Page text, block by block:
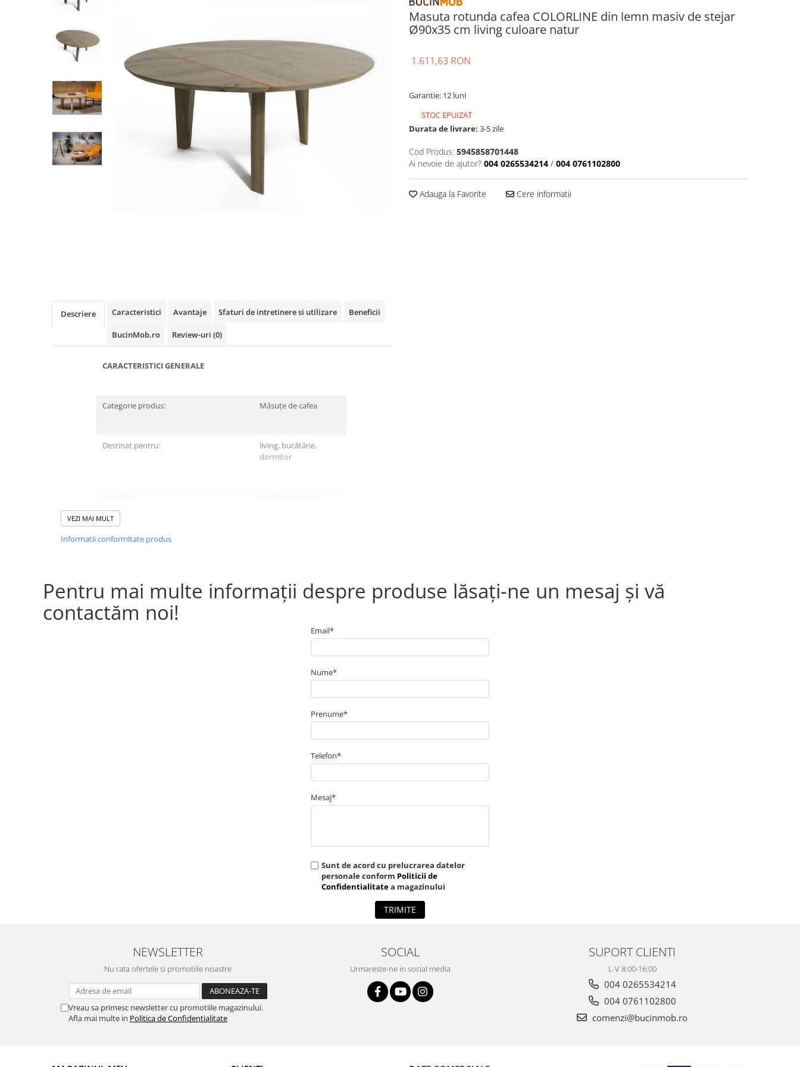
Masuta rotunda cafea COLORLINE din lemn masiv de stejar
Ø90x35 cm living culoare natur
1.611,63 RON
Garantie: 12 luni
STOC EPUIZAT
Durata de livrare: 3-5 zile
Cod Produs: 5945858701448
Ai nevoie de ajutor? 004 0265534214 / 004 0761102800
Adauga la Favorite Cere informatii
Descriere Caracteristici Avantaje Sfaturi de intretinere si utilizare Beneficii
BucinMob.ro Review-uri (0)
CARACTERISTICI GENERALE
Categorie produs: Măsuțe de cafea
Destinat pentru:
living, bucătărie,
dormitor
Formă masă:
Conținut pachet:
lacuri ecologice pe
Dimensiuni masă
Diametru: Ø 900 mm
VEZI MAI MULT
Informatii conformitate produs
Pentru mai multe informații despre produse lăsați-ne un mesaj și vă
contactăm noi!
Email*
Nume*
Prenume*
Telefon*
Mesaj*
Sunt de acord cu prelucrarea datelor
personale conform Politicii de
Confidentialitatea magazinului
TRIMITE
NEWSLETTER
Nu rata ofertele si promotiile noastre
Vreau sa primesc newsletter cu promotiile magazinului.
Afla mai multe in Politica de Confidentialitate
SOCIAL
Urmareste-ne in social media
SUPORT CLIENTI
L-V 8:00-16:00
004 0265534214
004 0761102800
comenzi@bucinmob.ro